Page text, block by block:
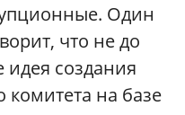
Один
что не до
создания
комитета на базе